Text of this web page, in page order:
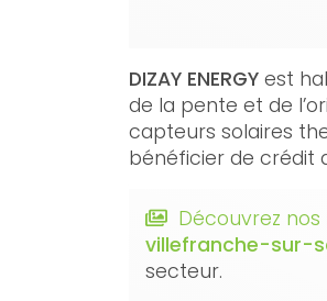
DIZAY ENERGY est
de la pente et de
capteurs solaires
bénéficier de crédit
Découvrez nos
villefranche-sur-
secteur.